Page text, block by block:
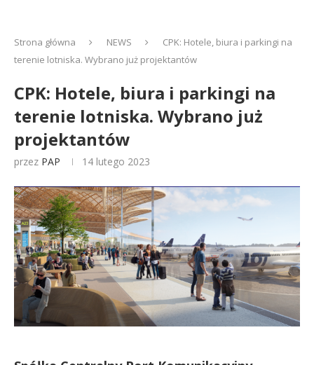
Strona główna NEWS
CPK: Hotele, biura i parkingi na
terenie lotniska. Wybrano już projektantów
CPK: Hotele, biura i parkingi na
terenie lotniska. Wybrano już
projektantów
przez PAP 14 lutego 2023